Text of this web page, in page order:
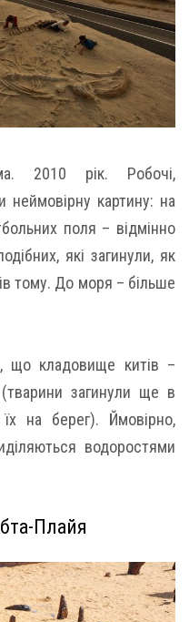
2010 рік. Робочі,
картину: на
поля – відмінно
які загинули, як
тому. До моря – більше
що кладовище китів –
(тварини загинули ще в
на берег). Ймовірно,
водоростями
Плайя